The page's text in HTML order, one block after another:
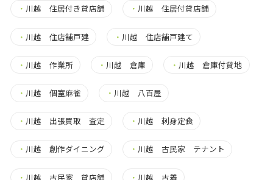
・ 川越 住居付き貸店舗 ・ 川越 住居付貸店舗
・ 川越 住店舗戸建 ・ 川越 住店舗戸建て
・ 川越 作業所 ・ 川越 倉庫 ・ 川越 倉庫付貸地
・ 川越 個室麻雀 ・ 川越 八百屋
・ 川越 出張買取 査定 ・ 川越 刺身定食
・ 川越 創作ダイニング ・ 川越 古民家 テナント
・ 川越 古民家 貸店舗 ・ 川越 古着